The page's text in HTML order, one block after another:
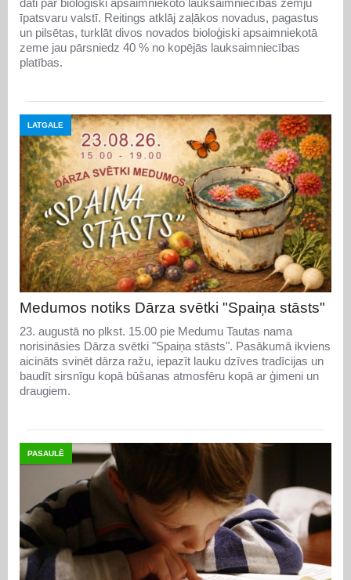
dati par bioloģiski apsaimniekoto lauksaimniecības zemju
īpatsvaru valstī. Reitings atklāj zaļākos novadus, pagastus
un pilsētas, turklāt divos novados bioloģiski apsaimniekotā
zeme jau pārsniedz 40 % no kopējās lauksaimniecības
platības.
LATGALE
Medumos notiks Dārza svētki "Spaiņa stāsts"
23. augustā no plkst. 15.00 pie Medumu Tautas nama
norisināsies Dārza svētki "Spaiņa stāsts". Pasākumā ikviens
aicināts svinēt dārza ražu, iepazīt lauku dzīves tradīcijas un
baudīt sirsnīgu kopā būšanas atmosfēru kopā ar ģimeni un
draugiem.
PASAULĒ